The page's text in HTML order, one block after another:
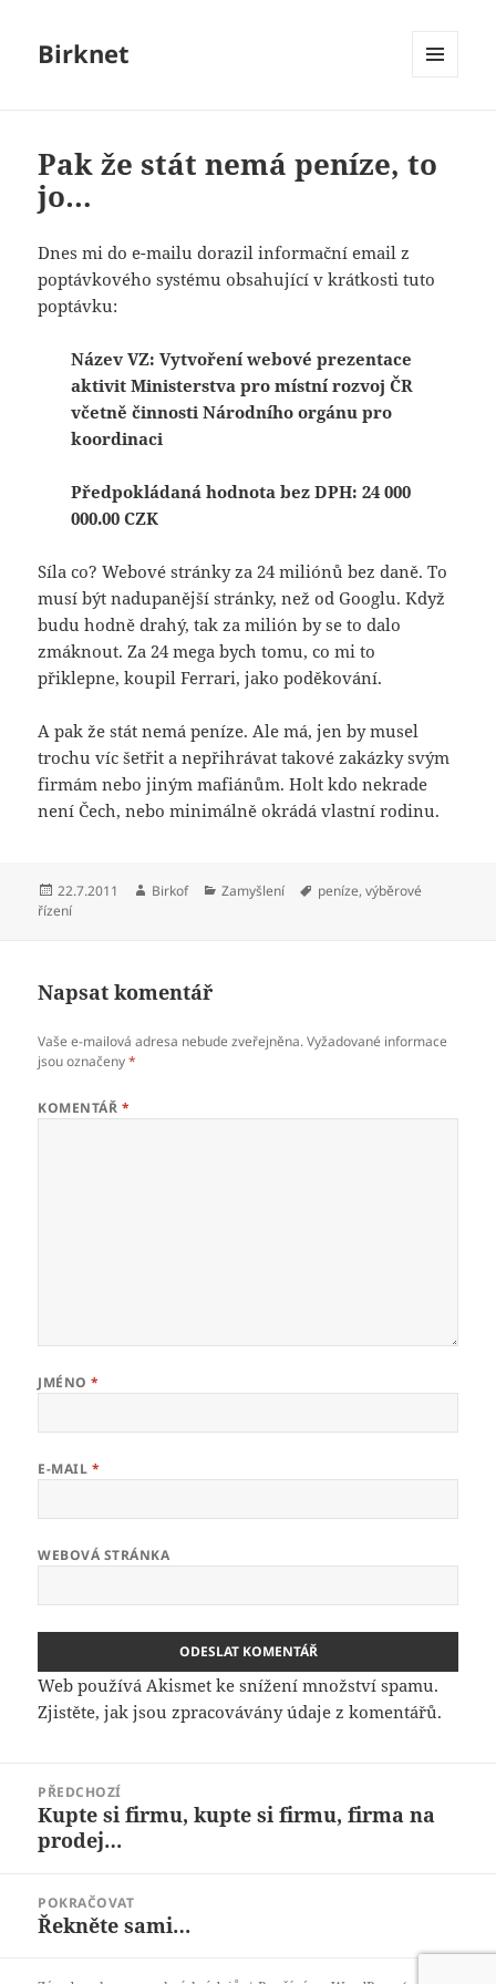
Birknet
Pak že stát nemá peníze, to
jo…
Dnes mi do e-mailu dorazil informační email z
poptávkového systému obsahující v krátkosti tuto
poptávku:
Název VZ: Vytvoření webové prezentace
aktivit Ministerstva pro místní rozvoj ČR
včetně činnosti Národního orgánu pro
koordinaci
Předpokládaná hodnota bez DPH: 24 000
000.00 CZK
Síla co? Webové stránky za 24 miliónů bez daně. To
musí být nadupanější stránky, než od Googlu. Když
budu hodně drahý, tak za milión by se to dalo
zmáknout. Za 24 mega bych tomu, co mi to
přiklepne, koupil Ferrari, jako poděkování.
A pak že stát nemá peníze. Ale má, jen by musel
trochu víc šetřit a nepřihrávat takové zakázky svým
firmám nebo jiným mafiánům. Holt kdo nekrade
není Čech, nebo minimálně okrádá vlastní rodinu.
Publikováno:
22.7.2011 Autor:
Birkof Rubriky:
Zamyšlení Štítky:
peníze,výběrové
řízení
Napsat komentář
Vaše e-mailová adresa nebude zveřejněna. Vyžadované informace
jsou označeny*
KOMENTÁŘ *
JMÉNO*
E-MAIL *
WEBOVÁ STRÁNKA
Web používá Akismet ke snížení množství spamu.
Zjistěte, jak jsou zpracovávány údaje z komentářů.
příspěvek
PŘEDCHOZÍ
Předchozí
příspěvek:
Kupte si firmu, kupte si firmu, firma na
prodej…
POKRAČOVAT
Následující
Řekněte sami…